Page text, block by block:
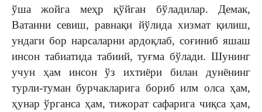
ўша жойга меҳр қўйган бўладилар. Демак,
Ватанни севиш, равнақи йўлида хизмат қилиш,
ундаги бор нарсаларни ардоқлаб, соғиниб яшаш
инсон табиатида табиий, туғма бўлади. Шунинг
учун ҳам инсон ўз ихтиёри билан дунёнинг
турли-туман бурчакларига бориб илм олса ҳам,
ҳунар ўрганса ҳам, тижорат сафарига чиқса ҳам,